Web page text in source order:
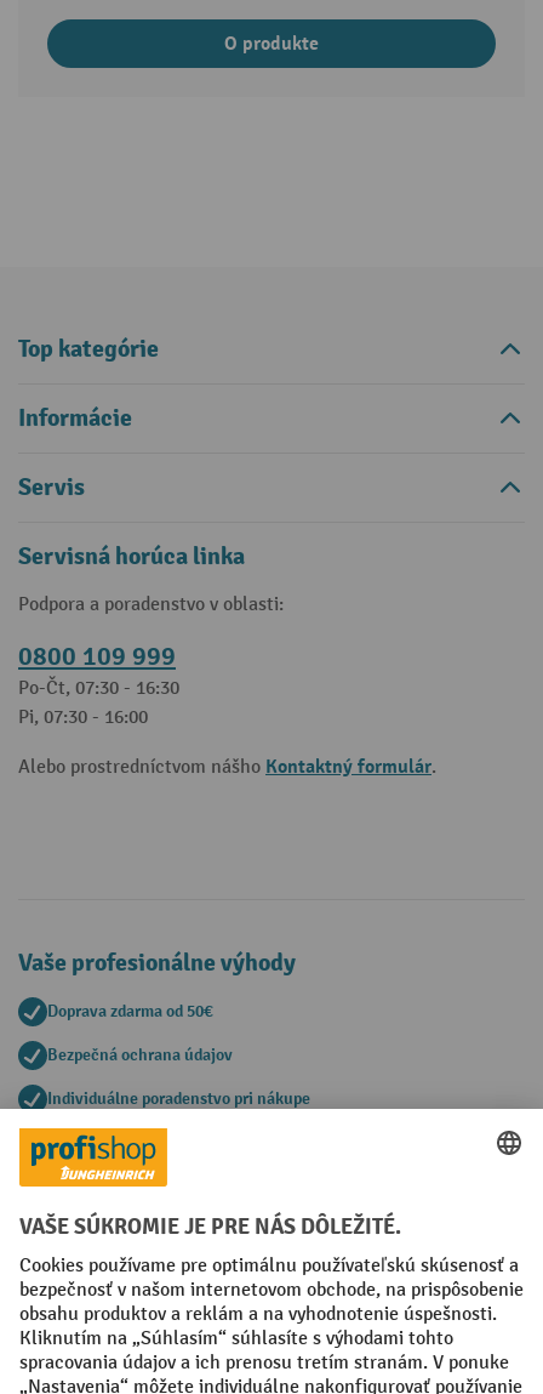
O produkte
Top kategórie
Informácie
Servis
Servisná horúca linka
Podpora a poradenstvo v oblasti:
0800 109 999
Po-Čt, 07:30 - 16:30
Pi, 07:30 - 16:00
Alebo prostredníctvom nášho Kontaktný formulár.
Vaše profesionálne výhody
Doprava zdarma od 50€
Bezpečná ochrana údajov
Individuálne poradenstvo pri nákupe
Spôsoby platby
Faktúra Predplatba
Sociálne siete